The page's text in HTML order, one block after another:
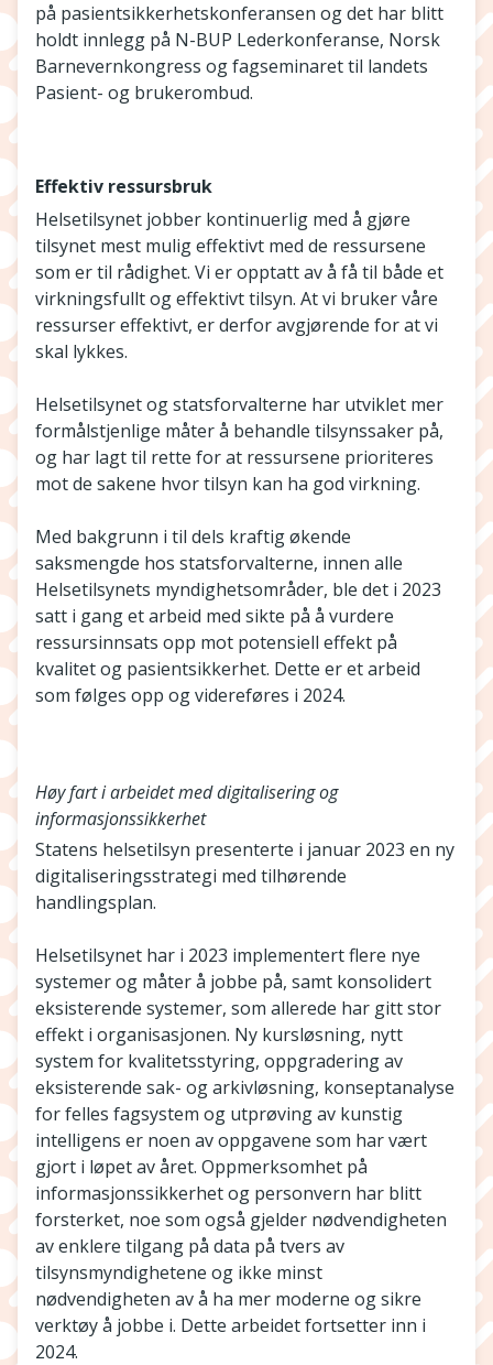
på pasientsikkerhetskonferansen og det har blitt
holdt innlegg på N-BUP Lederkonferanse, Norsk
Barnevernkongress og fagseminaret til landets
Pasient- og brukerombud.
Effektiv ressursbruk
Helsetilsynet jobber kontinuerlig med å gjøre
tilsynet mest mulig effektivt med de ressursene
som er til rådighet. Vi er opptatt av å få til både et
virkningsfullt og effektivt tilsyn. At vi bruker våre
ressurser effektivt, er derfor avgjørende for at vi
skal lykkes.
Helsetilsynet og statsforvalterne har utviklet mer
formålstjenlige måter å behandle tilsynssaker på,
og har lagt til rette for at ressursene prioriteres
mot de sakene hvor tilsyn kan ha god virkning.
Med bakgrunn i til dels kraftig økende
saksmengde hos statsforvalterne, innen alle
Helsetilsynets myndighetsområder, ble det i 2023
satt i gang et arbeid med sikte på å vurdere
ressursinnsats opp mot potensiell effekt på
kvalitet og pasientsikkerhet. Dette er et arbeid
som følges opp og videreføres i 2024.
Høy fart i arbeidet med digitalisering og
informasjonssikkerhet
Statens helsetilsyn presenterte i januar 2023 en ny
digitaliseringsstrategi med tilhørende
handlingsplan.
Helsetilsynet har i 2023 implementert flere nye
systemer og måter å jobbe på, samt konsolidert
eksisterende systemer, som allerede har gitt stor
effekt i organisasjonen. Ny kursløsning, nytt
system for kvalitetsstyring, oppgradering av
eksisterende sak- og arkivløsning, konseptanalyse
for felles fagsystem og utprøving av kunstig
intelligens er noen av oppgavene som har vært
gjort i løpet av året. Oppmerksomhet på
informasjonssikkerhet og personvern har blitt
forsterket, noe som også gjelder nødvendigheten
av enklere tilgang på data på tvers av
tilsynsmyndighetene og ikke minst
nødvendigheten av å ha mer moderne og sikre
verktøy å jobbe i. Dette arbeidet fortsetter inn i
2024.